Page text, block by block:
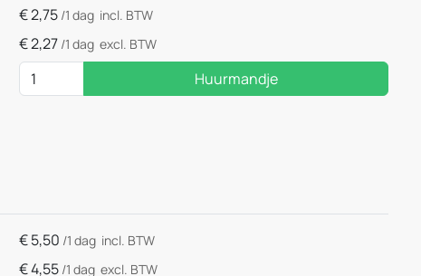
€2,75 /1 dag incl. BTW
€2,27 /1 dag excl. BTW
Huurmandje
€5,50 /1 dag incl. BTW
€4,55 /1 dag excl. BTW